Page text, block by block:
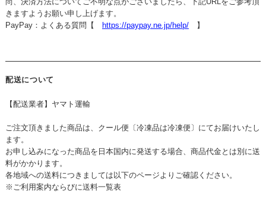
きますようお願い申し上げます。
PayPay：よくある質問【
https://paypay.ne.jp/help/】
配送について
【配送業者】ヤマト運輸
ご注文頂きました商品は、クール便〔冷凍品は冷凍便〕にてお届けいたし
ます。
お申し込みになった商品を日本国内に発送する場合、商品代金とは別に送
料がかかります。
各地域への送料につきましては以下のページよりご確認ください。
※ご利用案内ならびに送料一覧表